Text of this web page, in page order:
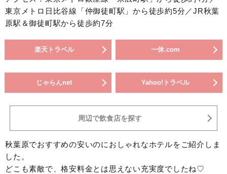
東京メトロ日比谷線「仲御徒町駅」から徒歩約5分／JR秋葉
原駅＆御徒町駅から徒歩約7分
楽天トラベル 一休.com
じゃらんnet Yahoo!トラベル
周辺で飲食店を探す
秋葉原でおすすめの安いのにおしゃれなホテルをご紹介しま
した。
どこも素敵で、格安料金とは思えない充実度でしたね♡